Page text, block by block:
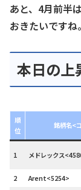
あと、4月前半
おきたいですね。
本日の上
順
位
銘柄名<
1 メドレックス
2
Arent<5254>